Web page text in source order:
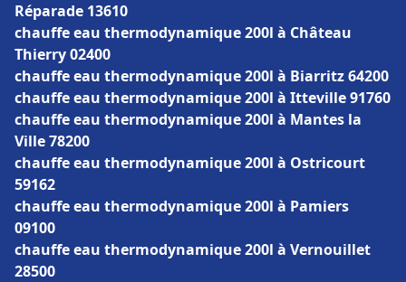
Réparade 13610
chauffe eau thermodynamique 200l à Château
Thierry 02400
chauffe eau thermodynamique 200l à Biarritz 64200
chauffe eau thermodynamique 200l à Itteville 91760
chauffe eau thermodynamique 200l à Mantes la
Ville 78200
chauffe eau thermodynamique 200l à Ostricourt
59162
chauffe eau thermodynamique 200l à Pamiers
09100
chauffe eau thermodynamique 200l à Vernouillet
28500